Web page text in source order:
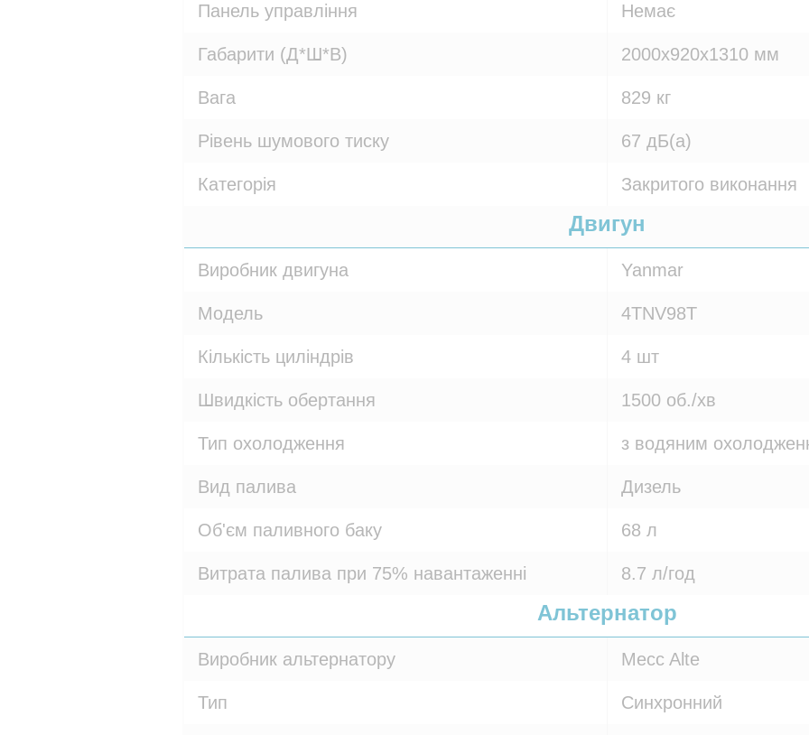
Панель управління Немає
Габарити (Д*Ш*В) 2000х920х1310 мм
Вага 829 кг
Рівень шумового тиску 67 дБ(а)
Категорія Закритого виконання
Двигун
Виробник двигуна Yanmar
Модель 4TNV98T
Кількість циліндрів 4 шт
Швидкість обертання 1500 об./хв
Тип охолодження з водяним
Вид палива Дизель
Об'єм паливного баку 68 л
Витрата палива при 75% навантаженні 8.7 л/год
Альтернатор
Виробник альтернатору Mecc Alte
Тип Синхронний